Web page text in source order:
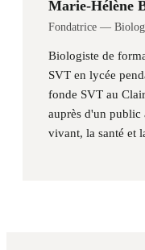
Marie-Hélène
Fondatrice —
Biologiste de
SVT en lycée
fonde SVT au
auprès d'un
vivant, la santé et